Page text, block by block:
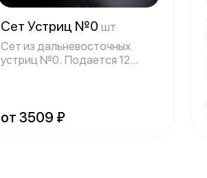
Сет Устриц №0 шт
Сет из дальневосточных
устриц №0. Подается 12
от 3509 ₽